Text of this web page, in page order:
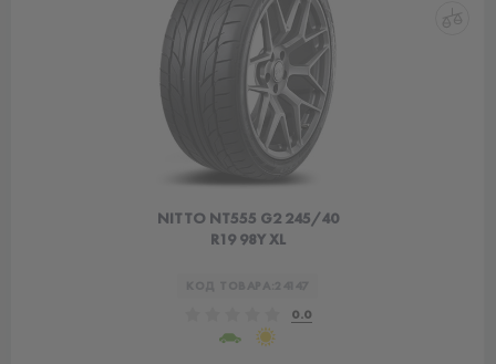
NITTO NT555 G2 245/40
R19 98Y XL
0.0